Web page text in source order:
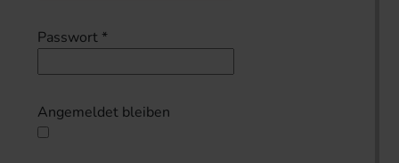
Passwort *
Angemeldet bleiben